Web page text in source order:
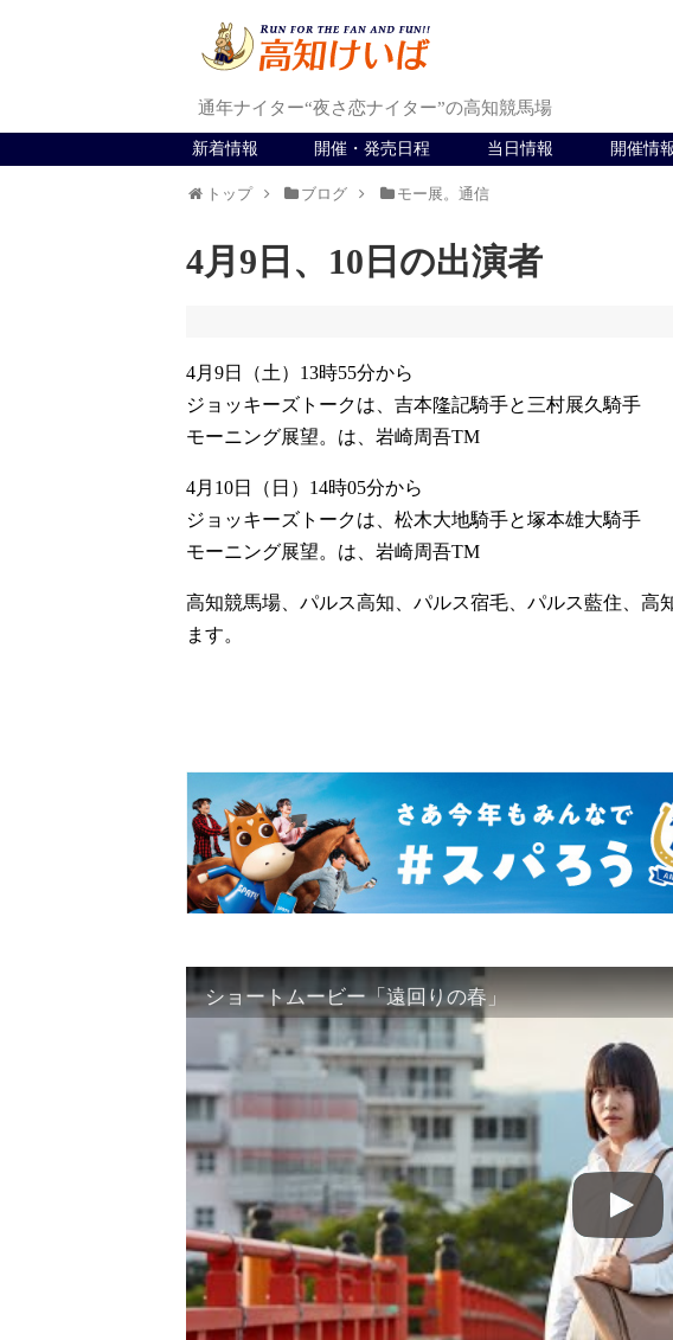
通年ナイター“夜さ恋ナイター”の高知競馬場
新着情報 開催・発売日程 当日情報 開催情
トップ ブログ モー展。通信
4月9日、10日の出演者
4月9日（土）13時55分から
ジョッキーズトークは、吉本隆記騎手と三村展久騎手
モーニング展望。は、岩崎周吾TM
4月10日（日）14時05分から
ジョッキーズトークは、松木大地騎手と塚本雄大騎手
モーニング展望。は、岩崎周吾TM
高知競馬場、パルス高知、パルス宿毛、パルス藍住、高
ます。
ショートムービー「遠回りの春」